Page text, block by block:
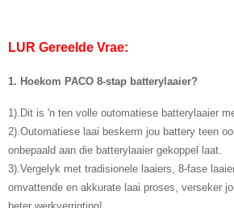
LUR Gereelde Vrae:
1. Hoekom PACO 8-stap batterylaaier?
1).Dit is 'n ten volle outomatiese batterylaaier
2).Outomatiese laai beskerm jou battery teen
onbepaald aan die batterylaaier gekoppel laat.
3).Vergelyk met tradisionele laaiers, 8-fase
omvattende en akkurate laai proses, verseker